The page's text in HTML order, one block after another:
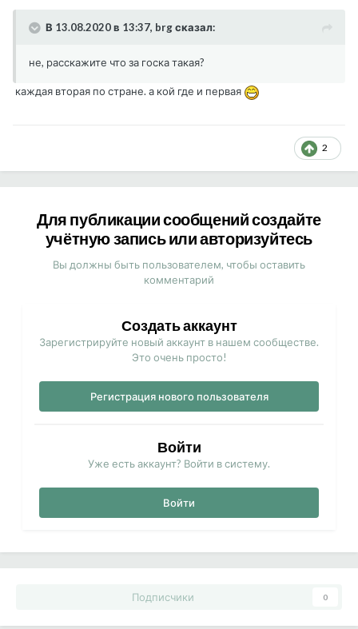
В 13.08.2020 в 13:37, brg сказал:
не, расскажите что за госка такая?
каждая вторая по стране. а кой где и первая
2
Для публикации сообщений создайте
учётную запись или авторизуйтесь
Вы должны быть пользователем, чтобы оставить
комментарий
Создать аккаунт
Зарегистрируйте новый аккаунт в нашем сообществе.
Это очень просто!
Регистрация нового пользователя
Войти
Уже есть аккаунт? Войти в систему.
Войти
Подписчики 0